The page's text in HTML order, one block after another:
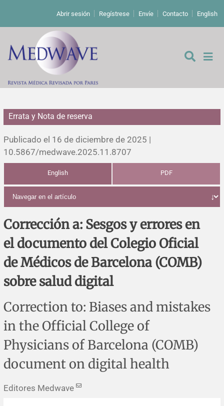
Abrir sesión Regístrese Envíe Contacto English
De los editores
Editoriales
Comentarios
Cartas a los editores
Errata y notas de reserva
Agradecimientos
Impressum
Estudios originales
Estudios cualitativos
Revisiones sistemáticas
Protocolos
Evaluaciones económicas
Análisis
Revisiones clínicas
Artículos de revisión
Notas metodológicas
Comunicaciones breves
Problemas de salud pública
Notas históricas y reseñas
Ensayos
Reporte de caso
Notas técnicas
Práctica clínica
Descripción
Política de cobros
Instrucciones para autores
Patrocinadores y financiamiento
Errata y Nota de reserva
Publicado el 16 de diciembre de 2025 |
10.5867/medwave.2025.11.8707
English PDF
Corrección a: Sesgos y errores en
el documento del Colegio Oficial
de Médicos de Barcelona (COMB)
sobre salud digital
Correction to: Biases and mistakes
in the Official College of
Physicians of Barcelona (COMB)
document on digital health
Editores Medwave